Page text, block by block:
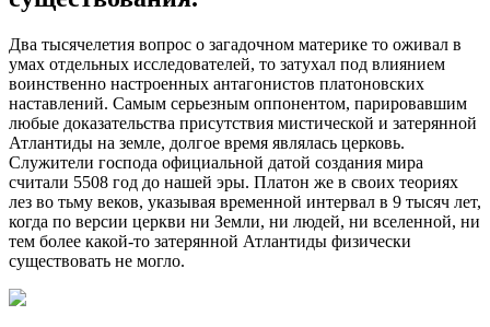
Два тысячелетия вопрос о загадочном материке то оживал в
умах отдельных исследователей, то затухал под влиянием
воинственно настроенных антагонистов платоновских
наставлений. Самым серьезным оппонентом, парировавшим
любые доказательства присутствия мистической и затерянной
Атлантиды на земле, долгое время являлась церковь.
Служители господа официальной датой создания мира
считали 5508 год до нашей эры. Платон же в своих теориях
лез во тьму веков, указывая временной интервал в 9 тысяч лет,
когда по версии церкви ни Земли, ни людей, ни вселенной, ни
тем более какой-то затерянной Атлантиды физически
существовать не могло.